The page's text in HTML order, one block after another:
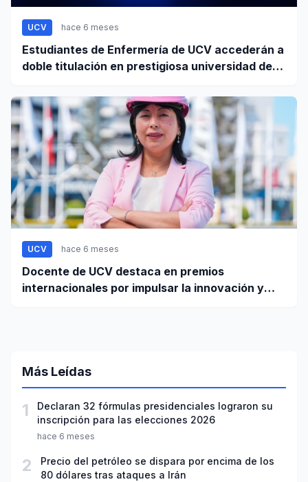
UCV hace 6 meses
Estudiantes de Enfermería de UCV accederán a
doble titulación en prestigiosa universidad de
UCV hace 6 meses
Docente de UCV destaca en premios
internacionales por impulsar la innovación y
Más Leídas
1
Declaran 32 fórmulas presidenciales lograron su
inscripción para las elecciones 2026
hace 6 meses
2
Precio del petróleo se dispara por encima de los
80 dólares tras ataques a Irán